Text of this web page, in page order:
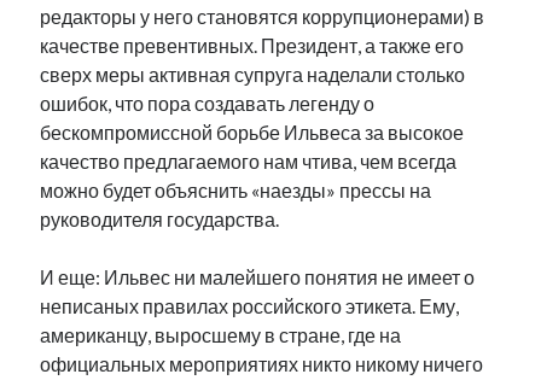
редакторы у него становятся коррупционерами) в
качестве превентивных. Президент, а также его
сверх меры активная супруга наделали столько
ошибок, что пора создавать легенду о
бескомпромиссной борьбе Ильвеса за высокое
качество предлагаемого нам чтива, чем всегда
можно будет объяснить «наезды» прессы на
руководителя государства.
И еще: Ильвес ни малейшего понятия не имеет о
неписаных правилах российского этикета. Ему,
американцу, выросшему в стране, где на
официальных мероприятиях никто никому ничего